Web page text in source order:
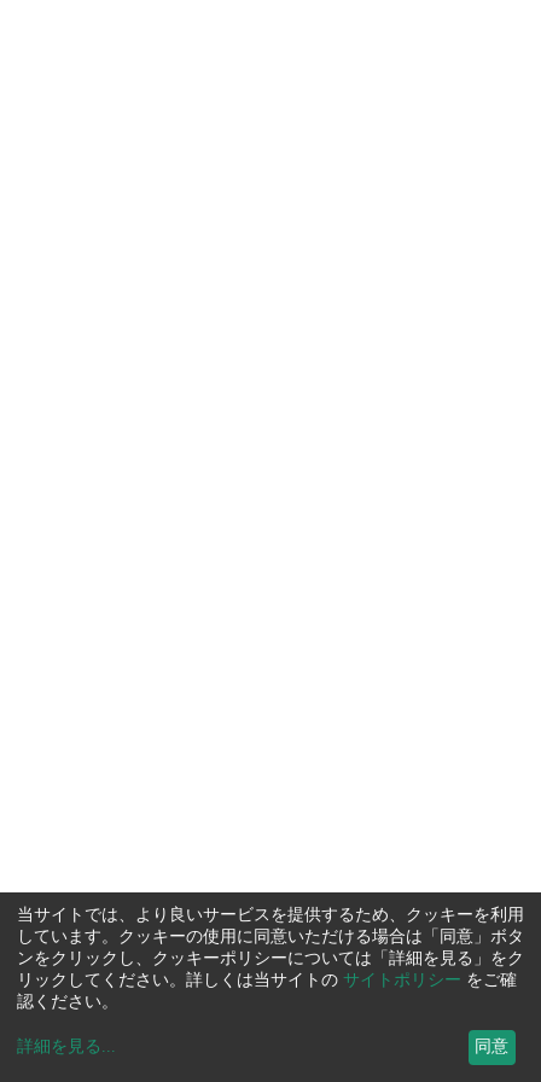
当サイトでは、より良いサービスを提供するため、クッキーを利用
しています。クッキーの使用に同意いただける場合は「同意」ボタ
ンをクリックし、クッキーポリシーについては「詳細を見る」をク
リックしてください。詳しくは当サイトの サイトポリシー をご確
認ください。
詳細を見る ... 同意